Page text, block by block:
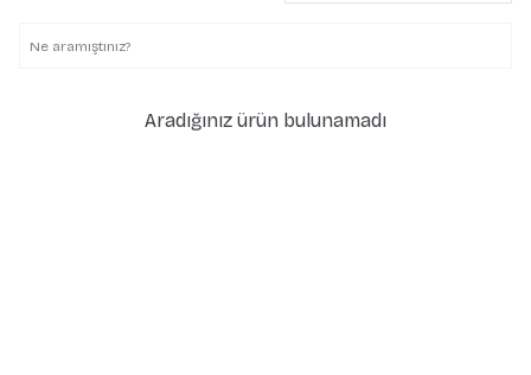
Aradığınız ürün bulunamadı